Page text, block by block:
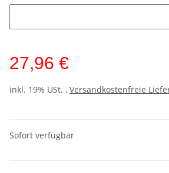
27,96 €
inkl. 19% USt. , Versandkostenfreie
Sofort verfügbar